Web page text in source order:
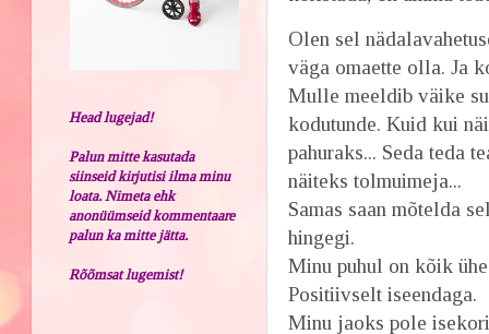
Olen sel
väga omaette olla. Ja
Mulle meeldib väike
kodutunde. Kuid kui
pahuraks... Seda teda
näiteks tolmuimeja...
Samas saan mõtelda
hingegi.
Minu puhul on kõik
Positiivselt iseendaga.
Minu jaoks pole
Head lugejad!
Palun mitte kasutada
siinseid kirjutisi ilma minu
loata. Nimeta ehk
anonüümseid kommentaare
palun ka mitte jätta.
Rõõmsat lugemist!